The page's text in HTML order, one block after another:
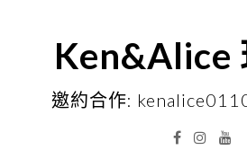
Ken&Alice
邀約合作:
Facebook